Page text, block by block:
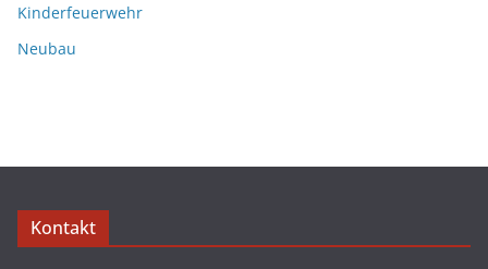
Kinderfeuerwehr
Neubau
Kontakt